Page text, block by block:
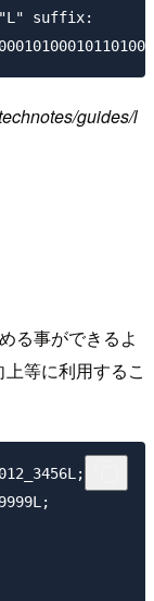
suffix:
guides/l
る事ができるよ
等に利用するこ